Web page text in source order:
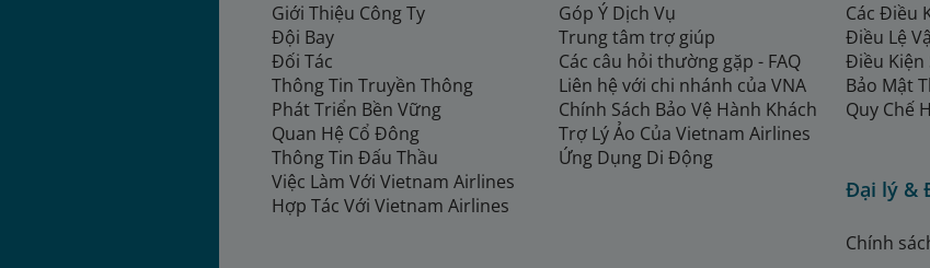
Giới Thiệu Công Ty
Đội Bay
Đối Tác
Thông Tin Truyền Thông
Phát Triển Bền Vững
Quan Hệ Cổ Đông
Thông Tin Đấu Thầu
Việc Làm Với Vietnam Airlines
Hợp Tác Với Vietnam Airlines
Góp Ý Dịch Vụ
Trung tâm trợ giúp
Các câu hỏi thường gặp - FAQ
Liên hệ với chi nhánh của VNA
Chính Sách Bảo Vệ Hành Khách
Trợ Lý Ảo Của Vietnam Airlines
Ứng Dụng Di Động
Các Điều
Điều Lệ
Điều Kiện
Bảo Mật
Quy Chế
Đại lý &
Chính